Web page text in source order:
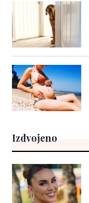
Izdvojeno